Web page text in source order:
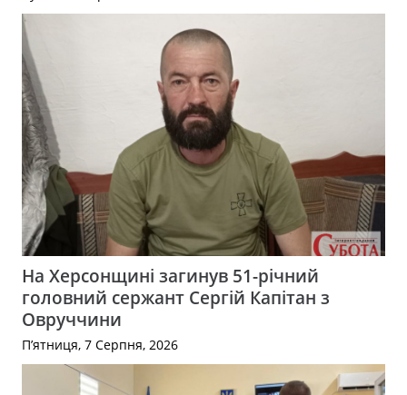
На Херсонщині загинув 51-річний
головний сержант Сергій Капітан з
Овруччини
П’ятниця, 7 Серпня, 2026